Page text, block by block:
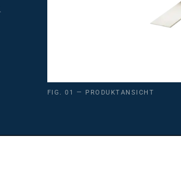
FIG. 01 — PRODUKTANSICHT